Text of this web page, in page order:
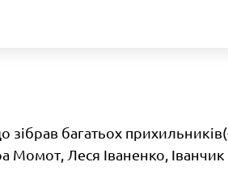
зібрав багатьох
Момот, Леся Іваненко,